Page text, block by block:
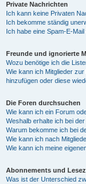
Private Nachrichten
Ich kann keine Privaten
Ich bekomme ständig
Ich habe eine Spam-E-
Freunde und ignorierte
Wozu benötige ich die
Wie kann ich Mitglieder
hinzufügen oder diese
Die Foren durchsuchen
Wie kann ich ein Forum
Weshalb erhalte ich bei
Warum bekomme ich bei
Wie kann ich nach
Wie kann ich meine
Abonnements und
Was ist der Unterschied